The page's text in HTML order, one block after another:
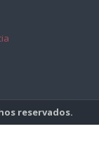
reservados.